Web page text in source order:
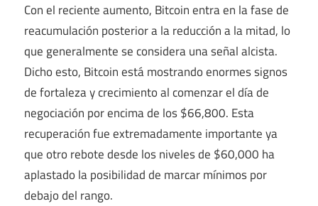
Con el reciente aumento, Bitcoin entra en la fase de
reacumulación posterior a la reducción a la mitad, lo
que generalmente se considera una señal alcista.
Dicho esto, Bitcoin está mostrando enormes signos
de fortaleza y crecimiento al comenzar el día de
negociación por encima de los $66,800. Esta
recuperación fue extremadamente importante ya
que otro rebote desde los niveles de $60,000 ha
aplastado la posibilidad de marcar mínimos por
debajo del rango.